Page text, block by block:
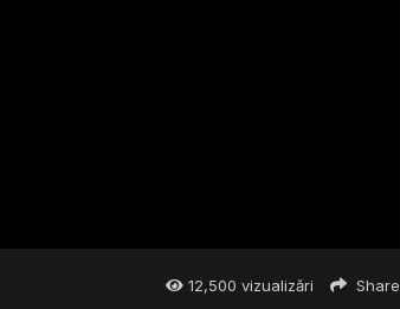
12,500 vizualizări Share